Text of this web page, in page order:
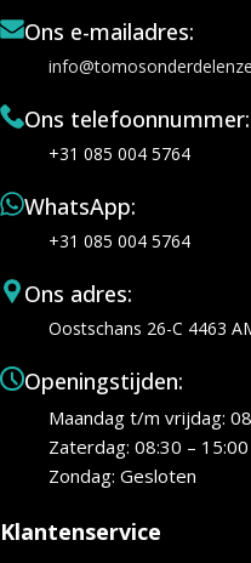
Ons e-mailadres:
Ons telefoonnummer:
+31 085 004 5764
WhatsApp:
+31 085 004 5764
Ons adres:
Oostschans 26-C 4463
Openingstijden:
Maandag t/m vrijdag:
Zaterdag: 08:30 – 15:00
Zondag: Gesloten
Klantenservice